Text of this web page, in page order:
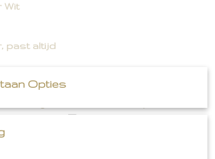
Wit
past altijd
Candy Rings
ze weg zijn!
vormen en kleuren waarmee je
Opties